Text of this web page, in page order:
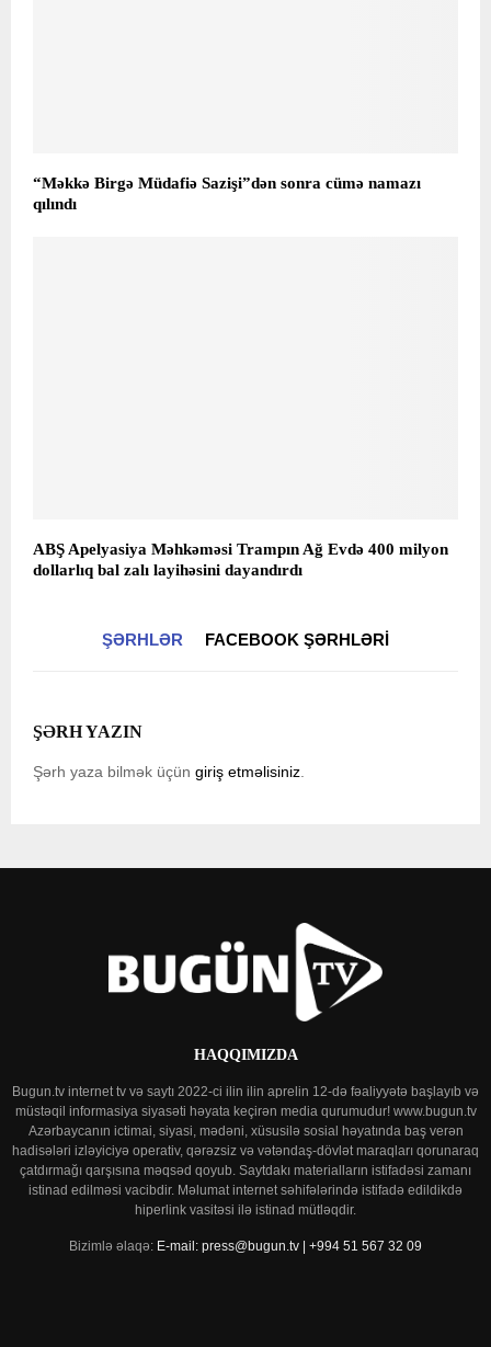
“Məkkə Birgə Müdafiə Sazişi”dən sonra cümə namazı
qılındı
ABŞ Apelyasiya Məhkəməsi Trampın Ağ Evdə 400 milyon
dollarlıq bal zalı layihəsini dayandırdı
ŞƏRHLƏR FACEBOOK ŞƏRHLƏRI
ŞƏRH YAZIN
Şərh yaza bilmək üçün giriş etməlisiniz.
HAQQIMIZDA
Bugun.tv internet tv və saytı 2022-ci ilin ilin aprelin 12-də fəaliyyətə başlayıb və
müstəqil informasiya siyasəti həyata keçirən media qurumudur! www.bugun.tv
Azərbaycanın ictimai, siyasi, mədəni, xüsusilə sosial həyatında baş verən
hadisələri izləyiciyə operativ, qərəzsiz və vətəndaş-dövlət maraqları qorunaraq
çatdırmağı qarşısına məqsəd qoyub. Saytdakı materialların istifadəsi zamanı
istinad edilməsi vacibdir. Məlumat internet səhifələrində istifadə edildikdə
hiperlink vasitəsi ilə istinad mütləqdir.
Bizimlə əlaqə: E-mail: press@bugun.tv | +994 51 567 32 09